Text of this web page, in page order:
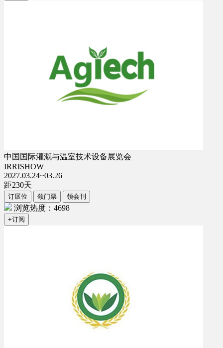
中国国际灌溉与温室技术设备展览会
IRRISHOW
2027.03.24~03.26
距230天
订展位 领门票 领会刊
浏览热度：4698
+订阅